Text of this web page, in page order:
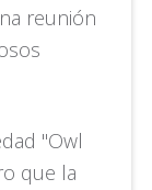
reunión
"Owl
que la